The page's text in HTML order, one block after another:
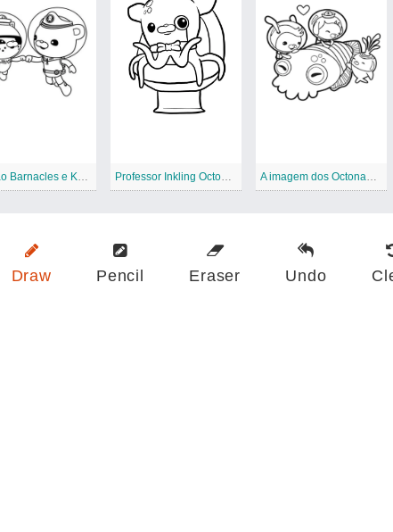
Professor Inkling Octonautas 4
Draw Pencil Eraser Undo